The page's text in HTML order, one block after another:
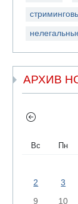
АРХИВ
Вс Пн
2
3
9
10